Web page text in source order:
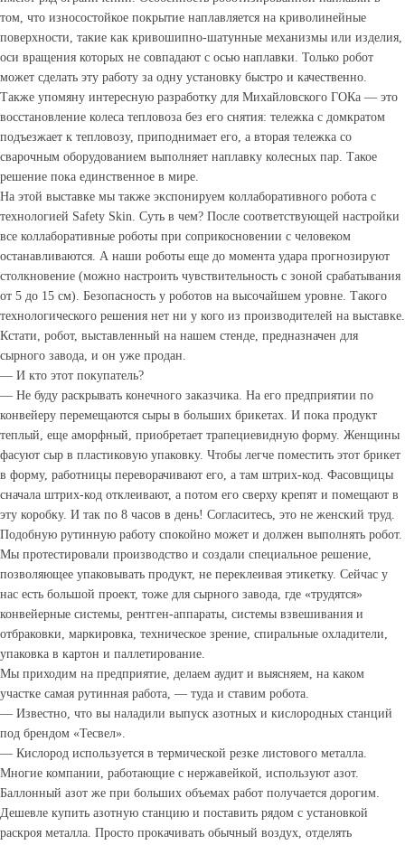
том, что износостойкое покрытие наплавляется на криволинейные
поверхности, такие как кривошипно-шатунные механизмы или изделия,
оси вращения которых не совпадают с осью наплавки. Только робот
может сделать эту работу за одну установку быстро и качественно.
Также упомяну интересную разработку для Михайловского ГОКа — это
восстановление колеса тепловоза без его снятия: тележка с домкратом
подъезжает к тепловозу, приподнимает его, а вторая тележка со
сварочным оборудованием выполняет наплавку колесных пар. Такое
решение пока единственное в мире.
На этой выставке мы также экспонируем коллаборативного робота с
технологией Safety Skin. Суть в чем? После соответствующей настройки
все коллаборативные роботы при соприкосновении с человеком
останавливаются. А наши роботы еще до момента удара прогнозируют
столкновение (можно настроить чувствительность с зоной срабатывания
от 5 до 15 см). Безопасность у роботов на высочайшем уровне. Такого
технологического решения нет ни у кого из производителей на выставке.
Кстати, робот, выставленный на нашем стенде, предназначен для
сырного завода, и он уже продан.
— И кто этот покупатель?
— Не буду раскрывать конечного заказчика. На его предприятии по
конвейеру перемещаются сыры в больших брикетах. И пока продукт
теплый, еще аморфный, приобретает трапециевидную форму. Женщины
фасуют сыр в пластиковую упаковку. Чтобы легче поместить этот брикет
в форму, работницы переворачивают его, а там штрих-код. Фасовщицы
сначала штрих-код отклеивают, а потом его сверху крепят и помещают в
эту коробку. И так по 8 часов в день! Согласитесь, это не женский труд.
Подобную рутинную работу спокойно может и должен выполнять робот.
Мы протестировали производство и создали специальное решение,
позволяющее упаковывать продукт, не переклеивая этикетку. Сейчас у
нас есть большой проект, тоже для сырного завода, где «трудятся»
конвейерные системы, рентген-аппараты, системы взвешивания и
отбраковки, маркировка, техническое зрение, спиральные охладители,
упаковка в картон и паллетирование.
Мы приходим на предприятие, делаем аудит и выясняем, на каком
участке самая рутинная работа, — туда и ставим робота.
— Известно, что вы наладили выпуск азотных и кислородных станций
под брендом «Тесвел».
— Кислород используется в термической резке листового металла.
Многие компании, работающие с нержавейкой, используют азот.
Баллонный азот же при больших объемах работ получается дорогим.
Дешевле купить азотную станцию и поставить рядом с установкой
раскроя металла. Просто прокачивать обычный воздух, отделять